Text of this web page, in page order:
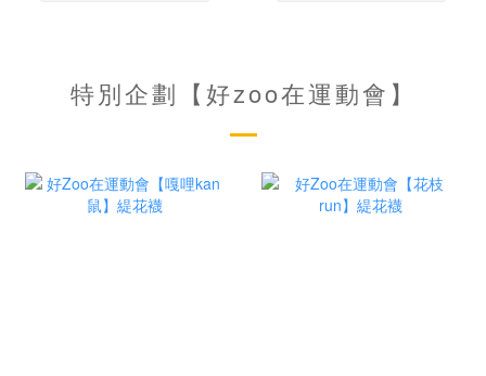
特別企劃【好zoo在運動會】